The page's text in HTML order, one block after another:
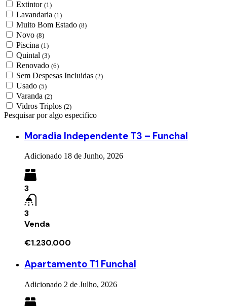
Extintor (1)
Lavandaria (1)
Muito Bom Estado (8)
Novo (8)
Piscina (1)
Quintal (3)
Renovado (6)
Sem Despesas Incluidas (2)
Usado (5)
Varanda (2)
Vidros Triplos (2)
Pesquisar por algo especifico
Moradia Independente T3 – Funchal
Adicionado 18 de Junho, 2026
3
3
Venda
€1.230.000
Apartamento T1 Funchal
Adicionado 2 de Julho, 2026